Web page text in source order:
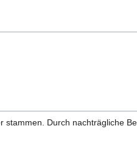
Durch nachträgliche